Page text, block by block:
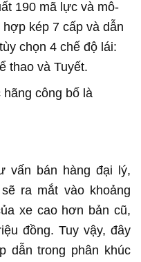
190 mã lực và mô-
kép 7 cấp và dẫn
chọn 4 chế độ lái:
thao và Tuyết.
công bố là
vấn bán hàng đại lý,
ra mắt vào khoảng
xe cao hơn bản cũ,
đồng. Tuy vậy, đây
dẫn trong phân khúc